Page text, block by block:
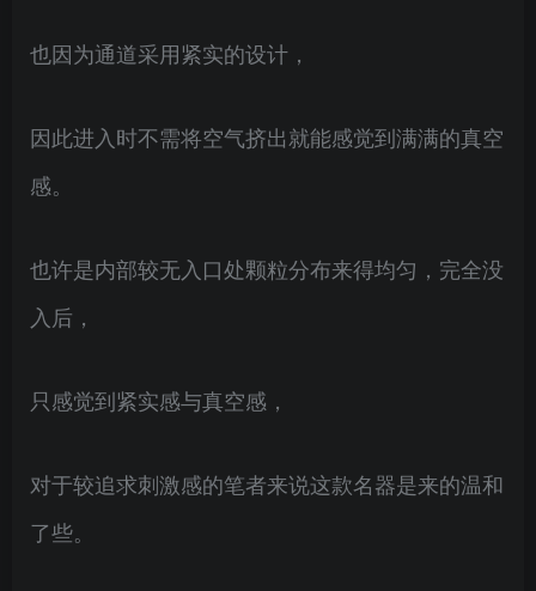
也因为通道采用紧实的设计，
因此进入时不需将空气挤出就能感觉到满满的真空
感。
也许是内部较无入口处颗粒分布来得均匀，完全没
入后，
只感觉到紧实感与真空感，
对于较追求刺激感的笔者来说这款名器是来的温和
了些。